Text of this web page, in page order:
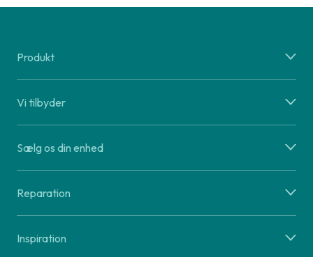
Produkt
Vi tilbyder
Sælg os din enhed
Reparation
Inspiration